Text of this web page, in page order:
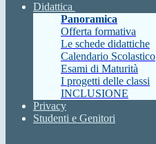
Didattica
Panoramica
Offerta formativa
Le schede didattiche
Calendario Scolastico
Esami di Maturità
I progetti delle classi
INCLUSIONE
Privacy
Studenti e Genitori